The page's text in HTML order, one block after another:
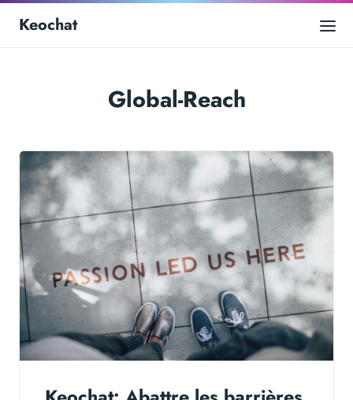
Keochat
Global-Reach